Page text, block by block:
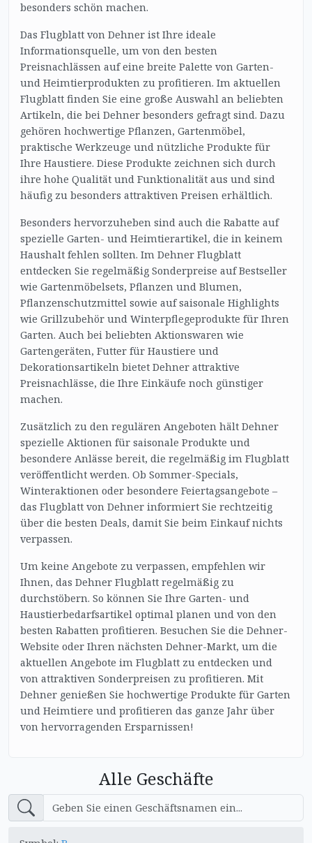
besonders schön machen.
Das Flugblatt von Dehner ist Ihre ideale
Informationsquelle, um von den besten
Preisnachlässen auf eine breite Palette von Garten-
und Heimtierprodukten zu profitieren. Im aktuellen
Flugblatt finden Sie eine große Auswahl an beliebten
Artikeln, die bei Dehner besonders gefragt sind. Dazu
gehören hochwertige Pflanzen, Gartenmöbel,
praktische Werkzeuge und nützliche Produkte für
Ihre Haustiere. Diese Produkte zeichnen sich durch
ihre hohe Qualität und Funktionalität aus und sind
häufig zu besonders attraktiven Preisen erhältlich.
Besonders hervorzuheben sind auch die Rabatte auf
spezielle Garten- und Heimtierartikel, die in keinem
Haushalt fehlen sollten. Im Dehner Flugblatt
entdecken Sie regelmäßig Sonderpreise auf Bestseller
wie Gartenmöbelsets, Pflanzen und Blumen,
Pflanzenschutzmittel sowie auf saisonale Highlights
wie Grillzubehör und Winterpflegeprodukte für Ihren
Garten. Auch bei beliebten Aktionswaren wie
Gartengeräten, Futter für Haustiere und
Dekorationsartikeln bietet Dehner attraktive
Preisnachlässe, die Ihre Einkäufe noch günstiger
machen.
Zusätzlich zu den regulären Angeboten hält Dehner
spezielle Aktionen für saisonale Produkte und
besondere Anlässe bereit, die regelmäßig im Flugblatt
veröffentlicht werden. Ob Sommer-Specials,
Winteraktionen oder besondere Feiertagsangebote –
das Flugblatt von Dehner informiert Sie rechtzeitig
über die besten Deals, damit Sie beim Einkauf nichts
verpassen.
Um keine Angebote zu verpassen, empfehlen wir
Ihnen, das Dehner Flugblatt regelmäßig zu
durchstöbern. So können Sie Ihre Garten- und
Haustierbedarfsartikel optimal planen und von den
besten Rabatten profitieren. Besuchen Sie die Dehner-
Website oder Ihren nächsten Dehner-Markt, um die
aktuellen Angebote im Flugblatt zu entdecken und
von attraktiven Sonderpreisen zu profitieren. Mit
Dehner genießen Sie hochwertige Produkte für Garten
und Heimtiere und profitieren das ganze Jahr über
von hervorragenden Ersparnissen!
Alle Geschäfte